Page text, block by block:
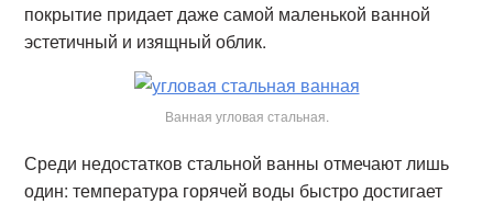
покрытие придает даже самой маленькой ванной
эстетичный и изящный облик.
Ванная угловая стальная.
Среди недостатков стальной ванны отмечают лишь
один: температура горячей воды быстро достигает